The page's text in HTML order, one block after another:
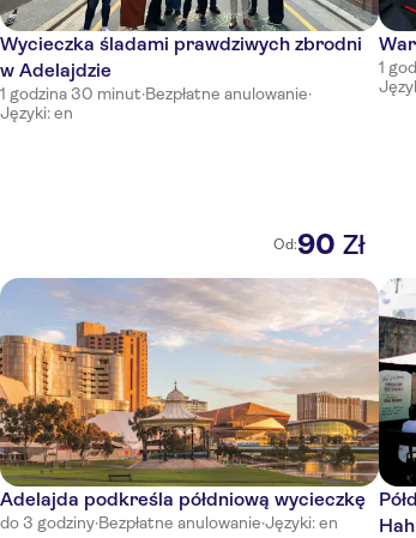
Wycieczka śladami prawdziwych zbrodni
w Adelajdzie
1 godzina 30 minut·Bezpłatne anulowanie·
Języki: en
Od:90 Zł
1
Adelajda podkreśla półdniową wycieczkę
do 3 godziny·Bezpłatne anulowanie·Języki: en